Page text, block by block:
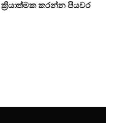
ක්‍රියාත්මක කරන්න පියවර